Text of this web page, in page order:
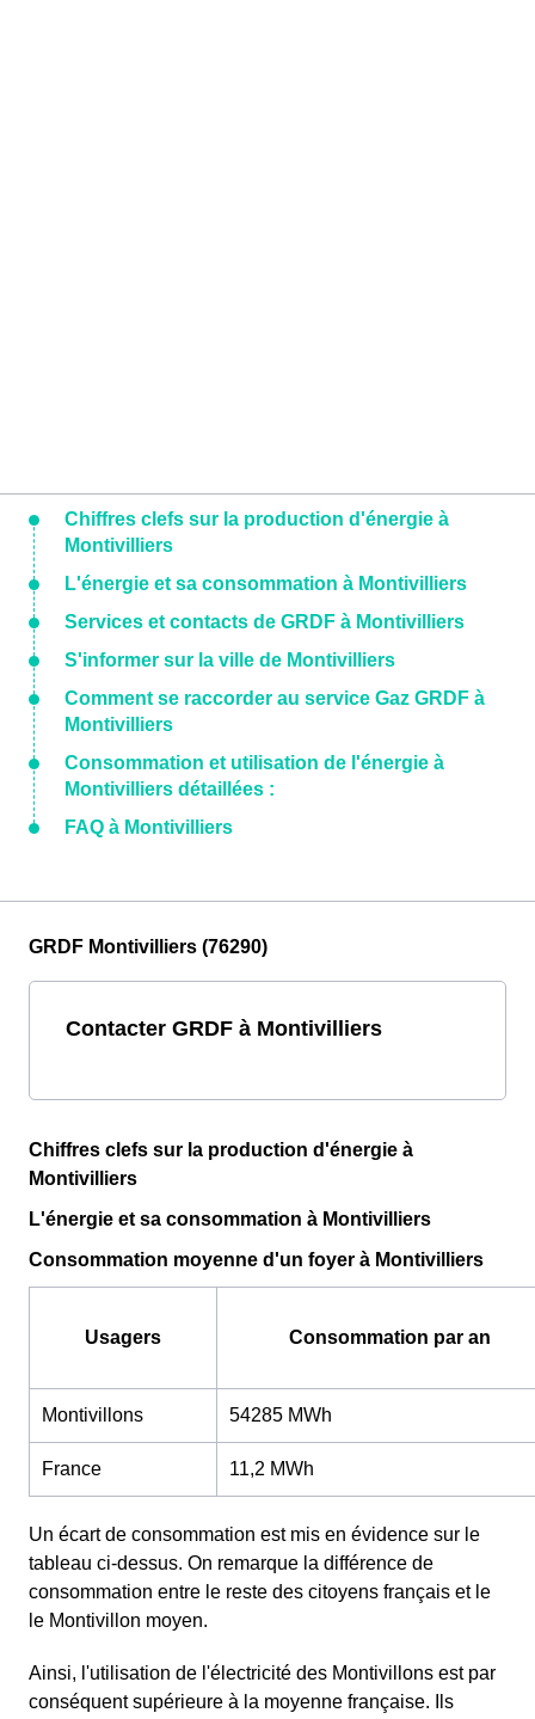
Chiffres clefs sur la production d'énergie à
Montivilliers
L'énergie et sa consommation à Montivilliers
Services et contacts de GRDF à Montivilliers
S'informer sur la ville de Montivilliers
Comment se raccorder au service Gaz GRDF à
Montivilliers
Consommation et utilisation de l'énergie à
Montivilliers détaillées :
FAQ à Montivilliers
GRDF Montivilliers (76290)
Contacter GRDF à Montivilliers
Chiffres clefs sur la production d'énergie à
Montivilliers
L'énergie et sa consommation à Montivilliers
Consommation moyenne d'un foyer à Montivilliers
Usagers Consommation par an
Montivillons 54285 MWh
France 11,2 MWh
Un écart de consommation est mis en évidence sur le
tableau ci-dessus. On remarque la différence de
consommation entre le reste des citoyens français et le
le Montivillon moyen.
Ainsi, l'utilisation de l'électricité des Montivillons est par
conséquent supérieure à la moyenne française. Ils